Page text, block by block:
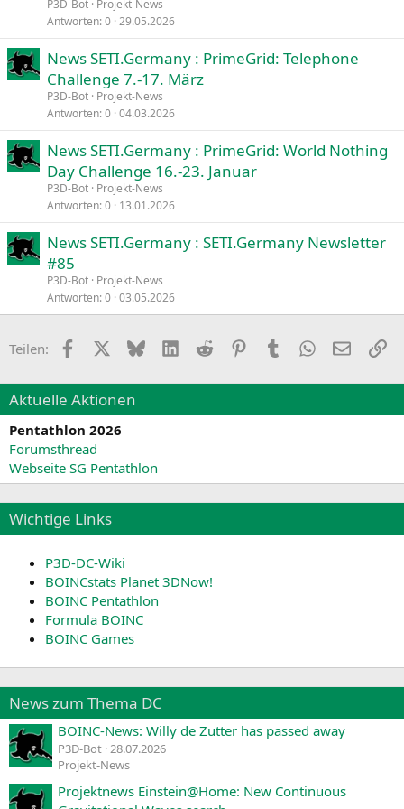
P3D-Bot Projekt-News
Antworten 0 29.05.2026
News SETI.Germany : PrimeGrid: Telephone
Challenge 7.-17. März
P3D-Bot Projekt-News
Antworten 0 04.03.2026
News SETI.Germany : PrimeGrid: World Nothing
Day Challenge 16.-23. Januar
P3D-Bot Projekt-News
Antworten 0 13.01.2026
News SETI.Germany : SETI.Germany Newsletter
#85
P3D-Bot Projekt-News
Antworten 0 03.05.2026
Teilen: Facebook BlueskyLinkedIn
Reddit PinterestTumblr WhatsApp
E-Mail
Aktuelle Aktionen
Pentathlon 2026
Forumsthread
Webseite SG Pentathlon
Wichtige Links
P3D-DC-Wiki
BOINCstats Planet 3DNow!
BOINC Pentathlon
Formula BOINC
BOINC Games
News zum Thema DC
BOINC-News: Willy de Zutter has passed away
P3D-Bot 28.07.2026
Projekt-News
Projektnews Einstein@Home: New Continuous